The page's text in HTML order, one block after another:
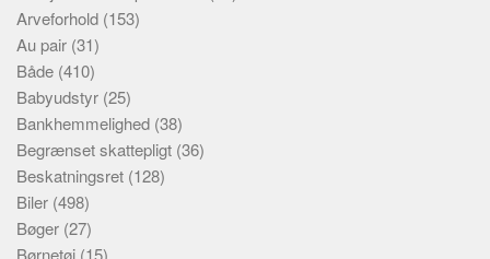
Arveforhold (153)
Au pair (31)
Både (410)
Babyudstyr (25)
Bankhemmelighed (38)
Begrænset skattepligt (36)
Beskatningsret (128)
Biler (498)
Bøger (27)
Børnetøj (15)